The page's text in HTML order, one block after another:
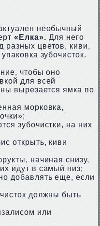
необычный
«Елка». Для него
цветов, киви,
зубочисток.
чтобы оно
для всей
вырезается ямка по
морковка,
зубочистки, на них
открыть, киви
начиная снизу,
идут в самый низ;
добавлять еще, если
должны быть
или